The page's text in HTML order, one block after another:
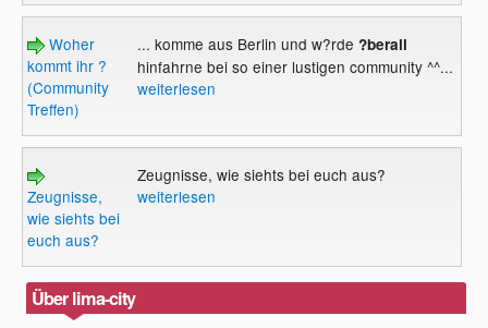
Woher
kommt ihr ?
(Community
Treffen)
... komme aus Berlin und w?rde ?berall
hinfahrne bei so einer lustigen community ^^...
weiterlesen
Zeugnisse,
wie siehts bei
euch aus?
Zeugnisse, wie siehts bei euch aus?
weiterlesen
Über lima-city